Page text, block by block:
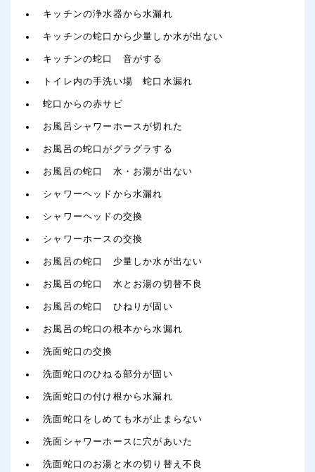
キッチンの浄水器から水漏れ
キッチンの蛇口から少量しか水が出ない
キッチンの蛇口 音がする
トイレ内の手洗い場 蛇口水漏れ
蛇口からの赤サビ
お風呂シャワーホースが切れた
お風呂の蛇口がグラグラする
お風呂の蛇口 水・お湯が出ない
シャワーヘッドから水漏れ
シャワーヘッドの交換
シャワーホースの交換
お風呂の蛇口 少量しか水が出ない
お風呂の蛇口 水とお湯の切替不良
お風呂の蛇口 ひねりが固い
お風呂の蛇口の根本から水漏れ
洗面蛇口の交換
洗面蛇口のひねる部分が固い
洗面蛇口の付け根から水漏れ
洗面蛇口をしめても水が止まらない
洗面シャワーホースに穴があいた
洗面蛇口のお湯と水の切り替え不良